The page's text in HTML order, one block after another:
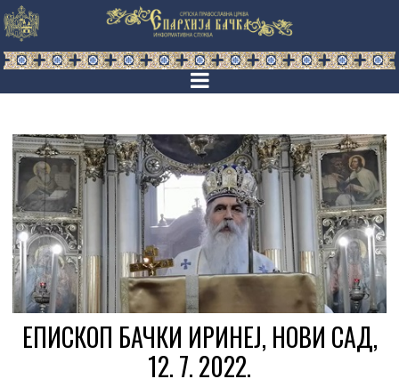
ЕПИСКОП БАЧКИ ИРИНЕЈ, НОВИ САД,
12. 7. 2022.